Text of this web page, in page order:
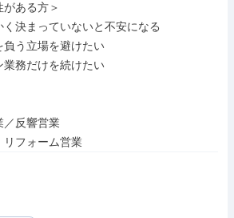
がある方＞
く決まっていないと不安になる
負う立場を避けたい
業務だけを続けたい
／反響営業
リフォーム営業